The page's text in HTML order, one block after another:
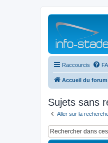
Raccourcis
Accueil du forum
Sujets sans
Aller sur la